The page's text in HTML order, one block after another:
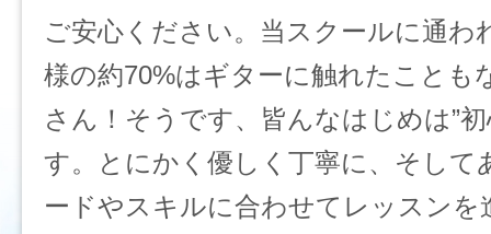
ご安心ください。当スクールに通わ
様の約70%はギターに触れたことも
さん！そうです、皆んなはじめは”
す。とにかく優しく丁寧に、そして
ードやスキルに合わせてレッスンを